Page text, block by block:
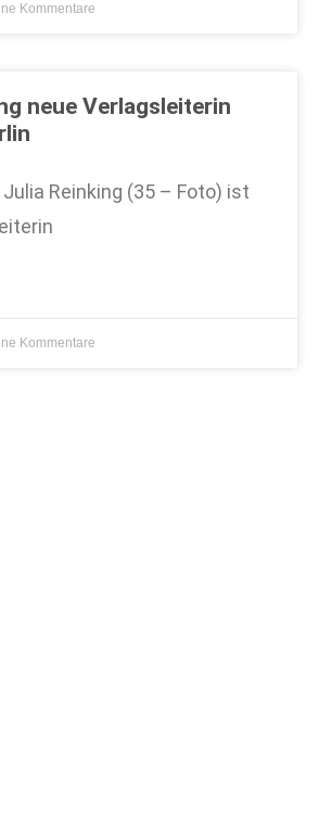
Kommentare
neue Verlagsleiterin
Reinking (35 – Foto) ist
Kommentare